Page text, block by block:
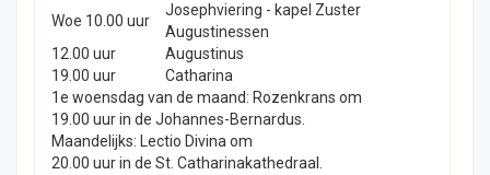
Woe 10.00 uur
Josephviering - kapel Zuster
Augustinessen
12.00 uur
Augustinus
19.00 uur
Catharina
1e woensdag van de maand: Rozenkrans om
19.00 uur in de Johannes-Bernardus.
Maandelijks: Lectio Divina om
20.00 uur in de St. Catharinakathedraal.